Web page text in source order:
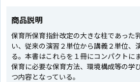
商品説明
保育所保育指針改定の大きな柱であった
い、従来の演習２単位から講義２単位、
る。本書はこれらを１冊にコンパクトに
保育に必要な保育方法、環境構成等の学
つ内容となっている。